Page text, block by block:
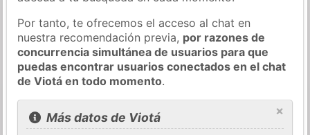
Por tanto, te ofrecemos el acceso al chat en
nuestra recomendación previa, por razones de
concurrencia simultánea de usuarios para que
puedas encontrar usuarios conectados en el chat
de Viotá en todo momento.
×
Más datos de Viotá